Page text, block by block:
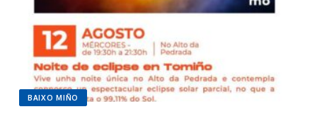
BAIXO MIÑO